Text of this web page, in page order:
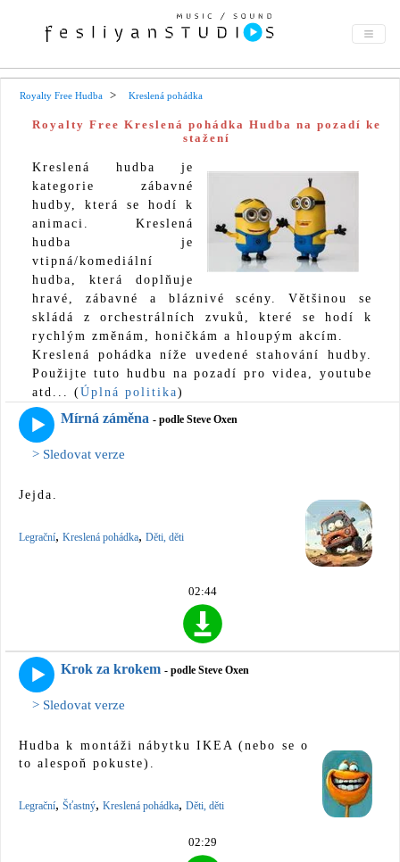
Royalty Free Hudba Kreslená pohádka
Royalty Free Kreslená pohádka Hudba na pozadí ke
stažení
Kreslená hudba je
kategorie zábavné
hudby, která se hodí k
animaci. Kreslená
hudba je
vtipná/komediální
hudba, která doplňuje
hravé, zábavné a bláznivé scény. Většinou se
skládá z orchestrálních zvuků, které se hodí k
rychlým změnám, honičkám a hloupým akcím.
Kreslená pohádka níže uvedené stahování hudby.
Použijte tuto hudbu na pozadí pro videa, youtube
atd... (Úplná politika)
Mírná záměna - podle Steve Oxen
> Sledovat verze
Jejda.
Legrační, Kreslená pohádka, Děti, děti
02:44
Krok za krokem - podle Steve Oxen
> Sledovat verze
Hudba k montáži nábytku IKEA (nebo se o
to alespoň pokuste).
Legrační, Šťastný, Kreslená pohádka, Děti, děti
02:29